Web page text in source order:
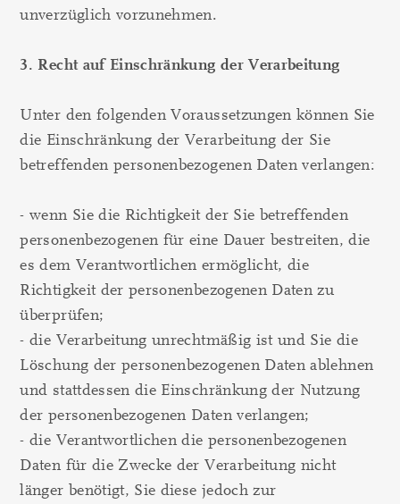
unverzüglich vorzunehmen.
3. Recht auf Einschränkung der Verarbeitung
Unter den folgenden Voraussetzungen können Sie
die Einschränkung der Verarbeitung der Sie
betreffenden personenbezogenen Daten verlangen:
- wenn Sie die Richtigkeit der Sie betreffenden
personenbezogenen für eine Dauer bestreiten, die
es dem Verantwortlichen ermöglicht, die
Richtigkeit der personenbezogenen Daten zu
überprüfen;
- die Verarbeitung unrechtmäßig ist und Sie die
Löschung der personenbezogenen Daten ablehnen
und stattdessen die Einschränkung der Nutzung
der personenbezogenen Daten verlangen;
- die Verantwortlichen die personenbezogenen
Daten für die Zwecke der Verarbeitung nicht
länger benötigt, Sie diese jedoch zur